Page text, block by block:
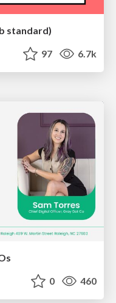
standard)
97 6.7k
0 460